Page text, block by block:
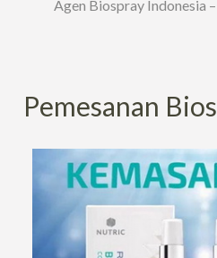
Agen Biospray Indonesia
Pemesanan